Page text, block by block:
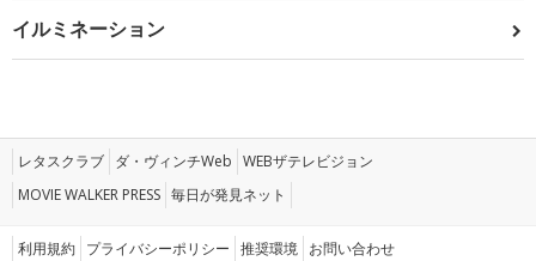
イルミネーション
レタスクラブ ダ・ヴィンチWeb WEBザテレビジョン
MOVIE WALKER PRESS 毎日が発見ネット
利用規約 プライバシーポリシー 推奨環境 お問い合わせ